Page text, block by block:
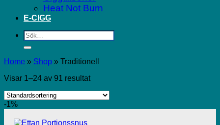
Heat Not Burn
E-CIGG
Sök
efter:
Home » Shop » Traditionell
Visar 1–24 av 91 resultat
-1%